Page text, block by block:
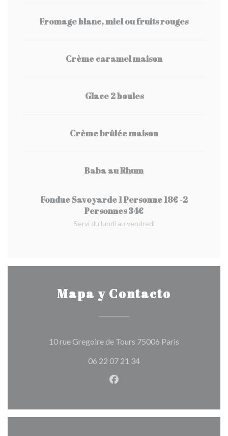
Fromage blanc, miel ou fruits rouges
Crème caramel maison
Glace 2 boules
Crème brûlée maison
Baba au Rhum
Fondue Savoyarde 1 Personne 18€ -2
Personnes 34€
Servi du lundi au vendredi
Mapa y Contacto
10 rue Gregoire de Tours 75006 Paris
06 22 07 21 34
Facebook ((abre en una